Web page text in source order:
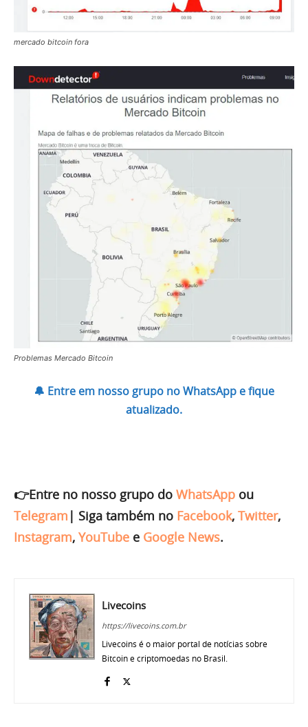
mercado bitcoin fora
Problemas Mercado Bitcoin
🔔 Entre em nosso grupo no WhatsApp e fique
atualizado.
👉Entre no nosso grupo do WhatsApp ou
Telegram | Siga também no Facebook, Twitter,
Instagram, YouTube e Google News.
Livecoins
https://livecoins.com.br
Livecoins é o maior portal de notícias sobre
Bitcoin e criptomoedas no Brasil.